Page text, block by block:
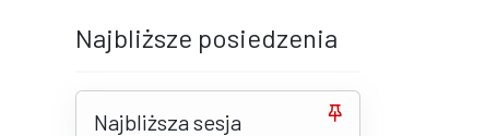
Najbliższe posiedzenia
Najbliższa sesja